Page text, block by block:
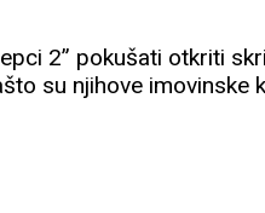
2” pokušati otkriti
su njihove imovinske